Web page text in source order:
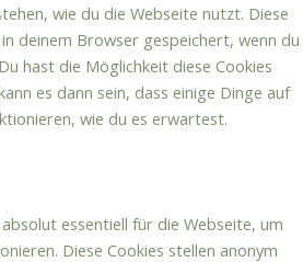
wie du die Webseite nutzt. Diese
deinem Browser gespeichert, wenn du
hast die Möglichkeit diese Cookies
es dann sein, dass einige Dinge auf
wie du es erwartest.
essentiell für die Webseite, um
Diese Cookies stellen anonym